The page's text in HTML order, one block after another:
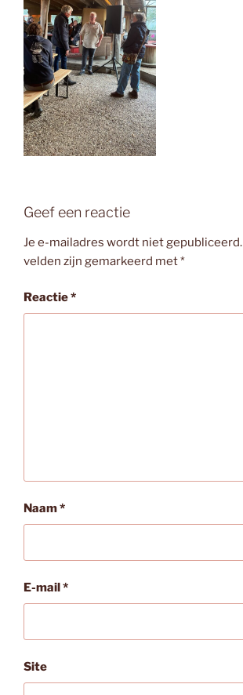
Geef een reactie
Je e-mailadres wordt niet gepubliceerd.
velden zijn gemarkeerd met*
Reactie*
Naam*
E-mail *
Site